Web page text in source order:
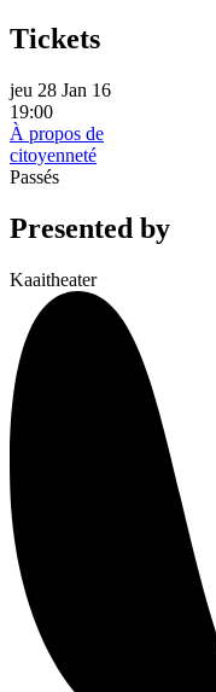
Tickets
jeu 28 Jan 16
19:00
À propos de
citoyenneté
Passés
Presented by
Kaaitheater